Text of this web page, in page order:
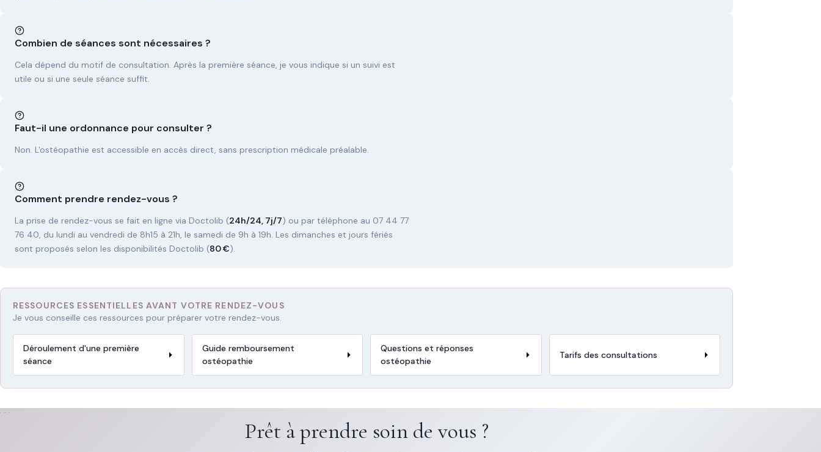
Combien de séances sont nécessaires ?
Cela dépend du motif de consultation. Après la première séance, je vous indique si un suivi est
utile ou si une seule séance suffit.
Faut-il une ordonnance pour consulter ?
Non. L'ostéopathie est accessible en accès direct, sans prescription médicale préalable.
Comment prendre rendez-vous ?
La prise de rendez-vous se fait en ligne via Doctolib (24h/24, 7j/7) ou par téléphone au 07 44 77
76 40, du lundi au vendredi de 8h15 à 21h, le samedi de 9h à 19h. Les dimanches et jours fériés
sont proposés selon les disponibilités Doctolib (80 €).
RESSOURCES ESSENTIELLES AVANT VOTRE RENDEZ-VOUS
Je vous conseille ces ressources pour préparer votre rendez-vous.
Déroulement d'une première
séance
Guide remboursement
ostéopathie
Questions et réponses
ostéopathie
Tarifs des consultations
Prêt à prendre soin de vous ?